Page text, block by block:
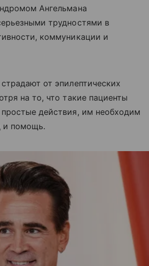
Ангельмана
трудностями в
коммуникации и
от эпилептических
на то, что такие пациенты
действия, им необходим
и помощь.